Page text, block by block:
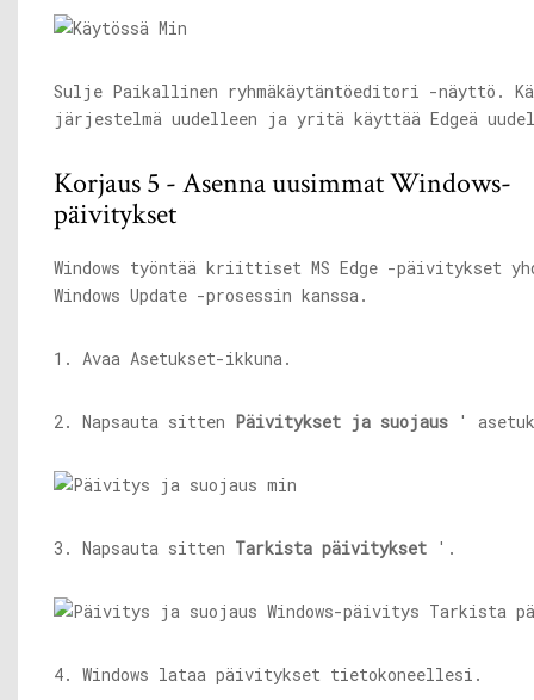
Sulje Paikallinen ryhmäkäytäntöeditori -näyttö.
järjestelmä uudelleen ja yritä käyttää Edgeä
Korjaus 5 - Asenna uusimmat Windows-
päivitykset
Windows työntää kriittiset MS Edge -päivitykset
Windows Update -prosessin kanssa.
1. Avaa Asetukset-ikkuna.
2. Napsauta sitten Päivitykset ja suojaus '
3. Napsauta sitten Tarkista päivitykset '.
4. Windows lataa päivitykset tietokoneellesi.